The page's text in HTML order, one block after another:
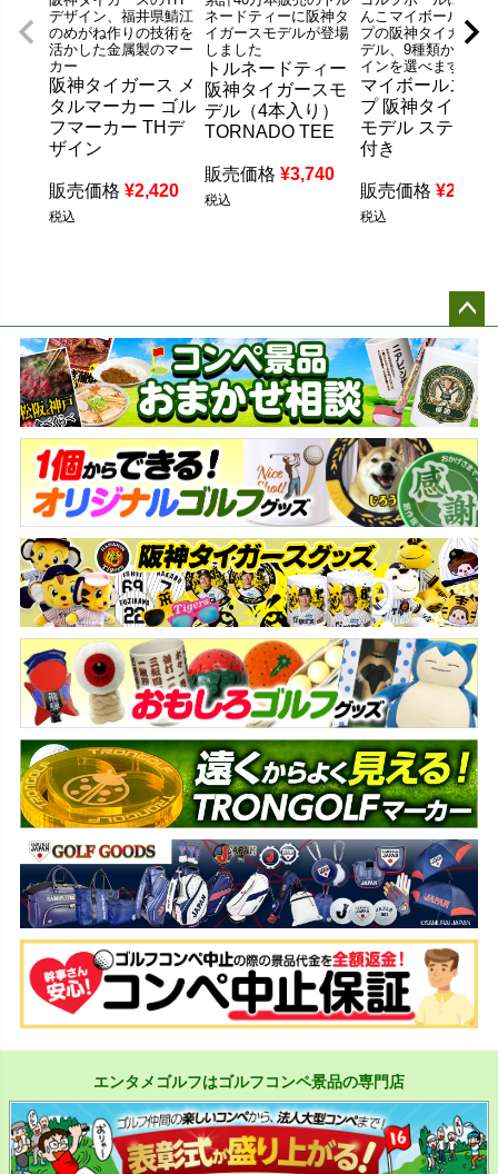
デザイン、福井県鯖江
のめがね作りの技術を
活かした金属製のマー
カー
阪神タイガース メ
タルマーカー ゴル
フマーカー THデ
ザイン
販売価格 ¥2,420
税込
ネードティーに阪神タ
イガースモデルが登場
しました
トルネードティー
阪神タイガースモ
デル（4本入り）
TORNADO TEE
販売価格 ¥3,740
税込
んこマイボールスタ
プの阪神タイガース
デル、9種類からデザ
インを選べます
マイボールスタ
プ 阪神タイガー
モデル ステッカ
付き
販売価格 ¥2,750
税込
ペー
ジト
ップ
へ
エンタメゴルフはゴルフコンペ景品の専門店